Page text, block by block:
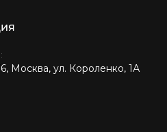
Москва, ул. Короленко, 1А